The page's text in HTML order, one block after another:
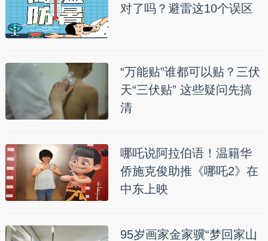
对了吗？避雷这10个误区
“万能贴”谁都可以贴？三伏
天“三伏贴” 这些疑问先搞
清
哪吒说阿拉伯语！温籍华
侨施克俊助推《哪吒2》在
中东上映
95岁画家金家骥“梦回家山